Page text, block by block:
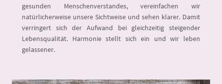
gesunden Menschenverstandes, vereinfachen wir
natürlicherweise unsere Sichtweise und sehen klarer. Damit
verringert sich der Aufwand bei gleichzeitig steigender
Lebensqualität. Harmonie stellt sich ein und wir leben
gelassener.